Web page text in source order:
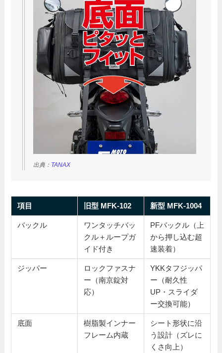
出典： TANAX
項目 旧型 MFK-102 新型 MFK-1004
バックル
ワンタッチバッ
クル＋ループガ
イド付き
PFバックル（上
から押し込む超
速装着）
ジッパー
ロックファスナ
ー（南京錠対
応）
YKKタフジッパ
ー（耐久性
UP・スライダ
ー交換可能）
底面
樹脂製インナー
フレーム内蔵
シート形状に沿
う設計（ズレに
くさ向上）